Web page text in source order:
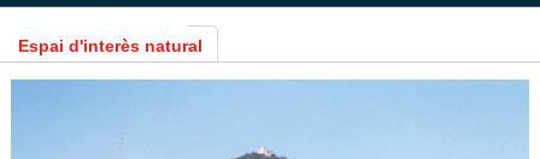
Espai d'interès natural